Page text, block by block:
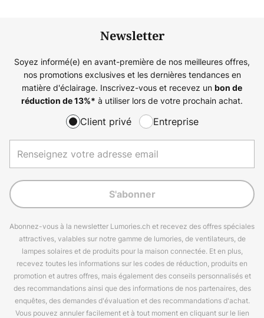
Newsletter
Soyez informé(e) en avant-première de nos meilleures offres,
nos promotions exclusives et les dernières tendances en
matière d'éclairage. Inscrivez-vous et recevez un bon de
réduction de13%* à utiliser lors de votre prochain achat.
Client privé Entreprise
S'abonner
Abonnez-vous à la newsletter Lumories.ch et recevez des offres spéciales
attractives, valables sur notre gamme de lumories, de ventilateurs, de
lampes solaires et de produits pour la maison connectée. Et en plus,
recevez toutes les informations sur les codes de réduction, produits en
promotion et autres offres, mais également des conseils personnalisés et
des recommandations ainsi que des informations de nos partenaires, des
enquêtes, des demandes d'évaluation et des recommandations d'achat.
Vous pouvez annuler facilement et à tout moment en cliquant sur le lien